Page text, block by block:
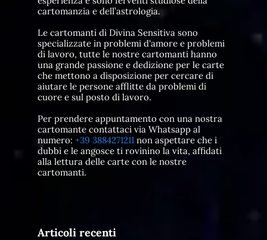
cartomanzia e dell’astrologia.
Le cartomanti di Divina Sensitiva sono
specializzate in problemi d'amore e problemi
di lavoro, tutte le nostre cartomanti hanno
una grande passione e dedizione per le carte
che mettono a disposizione per cercare di
aiutare le persone afflitte da problemi di
cuore e sul posto di lavoro.
Per prendere appuntamento con una nostra
cartomante contattaci via Whatsapp al
numero: +39 3884271211 non aspettare che i
dubbi e le angosce ti rovinino la vita, affidati
alla lettura delle carte con le nostre
cartomanti.
Articoli recenti